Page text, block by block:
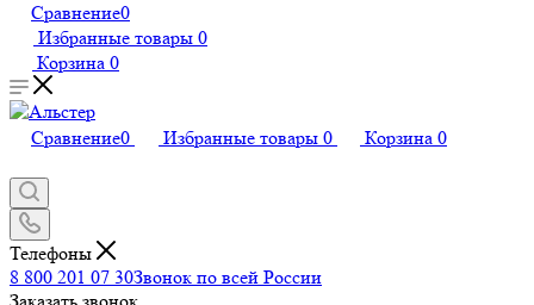
Сравнение0
Избранные товары 0
Корзина 0
Сравнение0 Избранные товары 0 Корзина 0
Телефоны
8 800 201 07 30Звонок по всей России